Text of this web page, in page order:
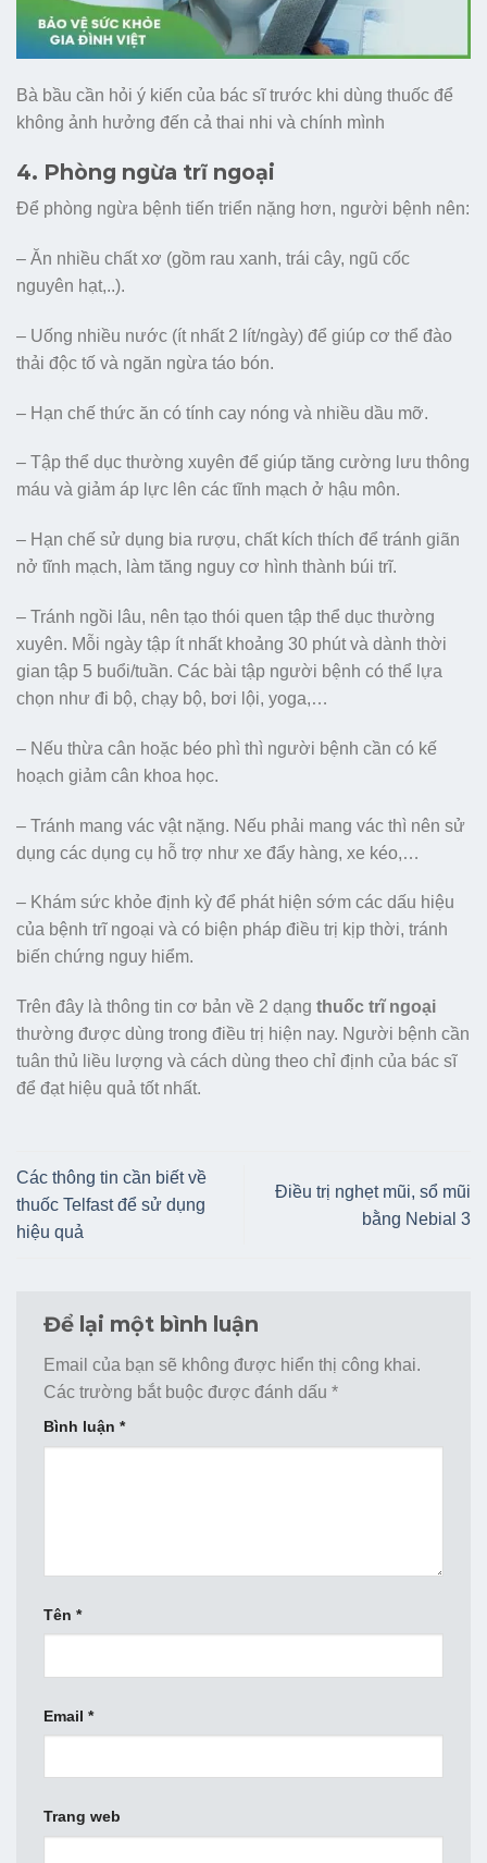
Bà bầu cần hỏi ý kiến của bác sĩ trước khi dùng thuốc để
không ảnh hưởng đến cả thai nhi và chính mình
4. Phòng ngừa trĩ ngoại
Để phòng ngừa bệnh tiến triển nặng hơn, người bệnh nên:
– Ăn nhiều chất xơ (gồm rau xanh, trái cây, ngũ cốc
nguyên hạt,..).
– Uống nhiều nước (ít nhất 2 lít/ngày) để giúp cơ thể đào
thải độc tố và ngăn ngừa táo bón.
– Hạn chế thức ăn có tính cay nóng và nhiều dầu mỡ.
– Tập thể dục thường xuyên để giúp tăng cường lưu thông
máu và giảm áp lực lên các tĩnh mạch ở hậu môn.
– Hạn chế sử dụng bia rượu, chất kích thích để tránh giãn
nở tĩnh mạch, làm tăng nguy cơ hình thành búi trĩ.
– Tránh ngồi lâu, nên tạo thói quen tập thể dục thường
xuyên. Mỗi ngày tập ít nhất khoảng 30 phút và dành thời
gian tập 5 buổi/tuần. Các bài tập người bệnh có thể lựa
chọn như đi bộ, chạy bộ, bơi lội, yoga,…
– Nếu thừa cân hoặc béo phì thì người bệnh cần có kế
hoạch giảm cân khoa học.
– Tránh mang vác vật nặng. Nếu phải mang vác thì nên sử
dụng các dụng cụ hỗ trợ như xe đẩy hàng, xe kéo,…
– Khám sức khỏe định kỳ để phát hiện sớm các dấu hiệu
của bệnh trĩ ngoại và có biện pháp điều trị kịp thời, tránh
biến chứng nguy hiểm.
Trên đây là thông tin cơ bản về 2 dạng thuốc trĩ ngoại
thường được dùng trong điều trị hiện nay. Người bệnh cần
tuân thủ liều lượng và cách dùng theo chỉ định của bác sĩ
để đạt hiệu quả tốt nhất.
Các thông tin cần biết về
thuốc Telfast để sử dụng
hiệu quả
Điều trị nghẹt mũi, sổ mũi
bằng Nebial 3
Để lại một bình luận
Email của bạn sẽ không được hiển thị công khai.
Các trường bắt buộc được đánh dấu *
Bình luận *
Tên *
Email *
Trang web